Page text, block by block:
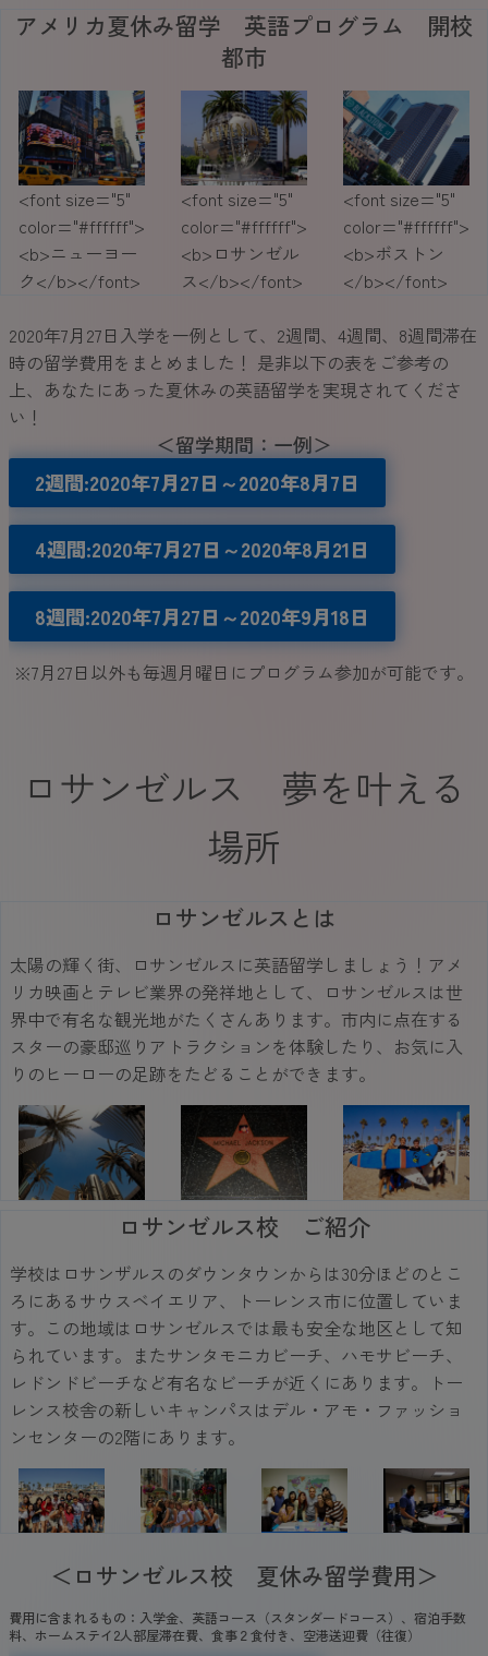
アメリカ夏休み留学 英語プログラム 開校
都市
<font size="5"
color="#ffffff">
<b>ニューヨー
ク</b></font>
<font size="5"
color="#ffffff">
<b>ロサンゼル
ス</b></font>
<font size="5"
color="#ffffff">
<b>ボストン
</b></font>
2020年7月27日入学を一例として、2週間、4週間、8週間滞在
時の留学費用をまとめました！ 是非以下の表をご参考の
上、あなたにあった夏休みの英語留学を実現されてくださ
い！
＜留学期間：一例＞
2週間:2020年7月27日～2020年8月7日
4週間:2020年7月27日～2020年8月21日
8週間:2020年7月27日～2020年9月18日
※7月27日以外も毎週月曜日にプログラム参加が可能です。
ロサンゼルス 夢を叶える
場所
ロサンゼルスとは
太陽の輝く街、ロサンゼルスに英語留学しましょう！アメ
リカ映画とテレビ業界の発祥地として、ロサンゼルスは世
界中で有名な観光地がたくさんあります。市内に点在する
スターの豪邸巡りアトラクションを体験したり、お気に入
りのヒーローの足跡をたどることができます。
ロサンゼルス校 ご紹介
学校はロサンザルスのダウンタウンからは30分ほどのとこ
ろにあるサウスベイエリア、トーレンス市に位置していま
す。この地域はロサンゼルスでは最も安全な地区として知
られています。またサンタモニカビーチ、ハモサビーチ、
レドンドビーチなど有名なビーチが近くにあります。トー
レンス校舎の新しいキャンパスはデル・アモ・ファッショ
ンセンターの2階にあります。
＜ロサンゼルス校 夏休み留学費用＞
費用に含まれるもの：入学金、英語コース（スタンダードコース）、宿泊手数
料、ホームステイ2人部屋滞在費、食事２食付き、空港送迎費（往復）